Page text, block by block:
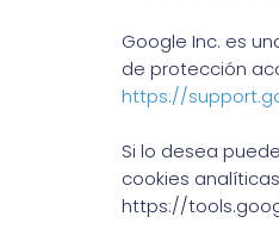
Google Inc. es
de protección
https://
Si lo desea
cookies
https://